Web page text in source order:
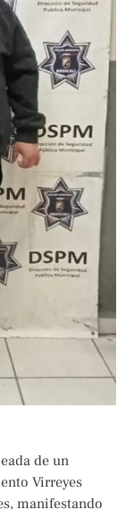
de un
Virreyes
manifestando